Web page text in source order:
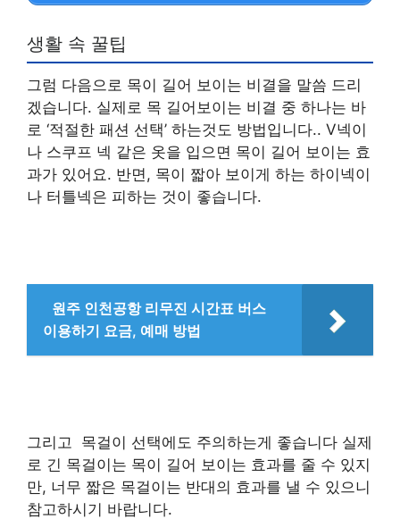
생활 속 꿀팁
그럼 다음으로 목이 길어 보이는 비결을 말씀 드리
겠습니다. 실제로 목 길어보이는 비결 중 하나는 바
로 ‘적절한 패션 선택’ 하는것도 방법입니다.. V넥이
나 스쿠프 넥 같은 옷을 입으면 목이 길어 보이는 효
과가 있어요. 반면, 목이 짧아 보이게 하는 하이넥이
나 터틀넥은 피하는 것이 좋습니다.
원주 인천공항 리무진 시간표 버스
이용하기 요금, 예매 방법
그리고 목걸이 선택에도 주의하는게 좋습니다 실제
로 긴 목걸이는 목이 길어 보이는 효과를 줄 수 있지
만, 너무 짧은 목걸이는 반대의 효과를 낼 수 있으니
참고하시기 바랍니다.